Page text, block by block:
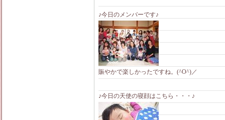
♪今日のメンバーです♪
賑やかで楽しかったですね。(^O^)／
♪今日の天使の寝顔はこちら・・・♪